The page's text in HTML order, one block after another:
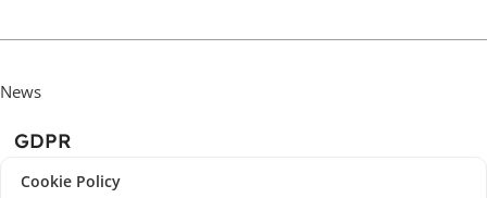
News
GDPR
Cookie Policy